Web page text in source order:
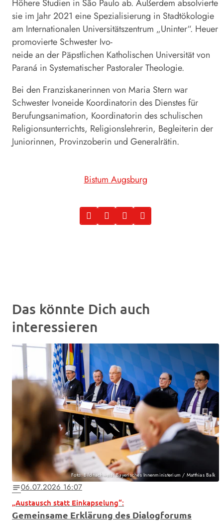
Höhere Studien in São Paulo ab. Außerdem absolvierte
sie im Jahr 2021 eine Spezialisierung in Stadtökologie
am Internationalen Universitätszentrum „Uninter“. Heuer
promovierte Schwester Ivo-
neide an der Päpstlichen Katholischen Universität von
Paraná in Systematischer Pastoraler Theologie.
Bei den Franziskanerinnen von Maria Stern war
Schwester Ivoneide Koordinatorin des Dienstes für
Berufungsanimation, Koordinatorin des schulischen
Religionsunterrichts, Religionslehrerin, Begleiterin der
Juniorinnen, Provinzoberin und Generalrätin.
Bistum Augsburg
Das könnte Dich auch
interessieren
Foto: Bildnachweis: Bayerisches Innenministerium / Matthias Balk
notes06.07.2026 16:07
„Austausch statt Einkapselung“:
Gemeinsame Erklärung des Dialogforums